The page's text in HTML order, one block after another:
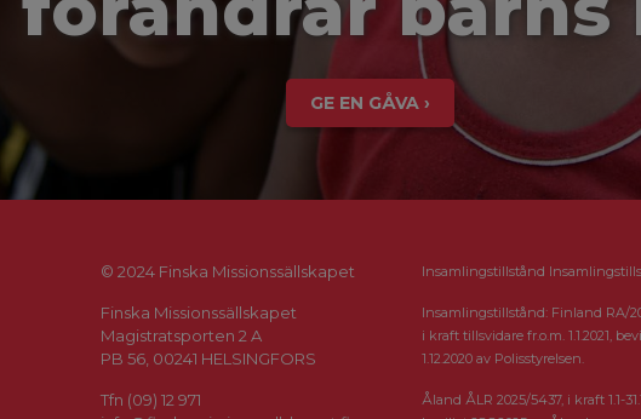
GE EN GÅVA ›
© 2024 Finska Missionssällskapet
Finska Missionssällskapet
Magistratsporten 2 A
PB 56, 00241 HELSINGFORS
Tfn (09) 12 971
Insamlingstillstånd
Insamlingstillstånd: Finland RA/
i kraft tillsvidare fr.o.m. 1.1.2021,
1.12.2020 av Polisstyrelsen.
Åland ÅLR 2025/5437, i kraft 1.1-